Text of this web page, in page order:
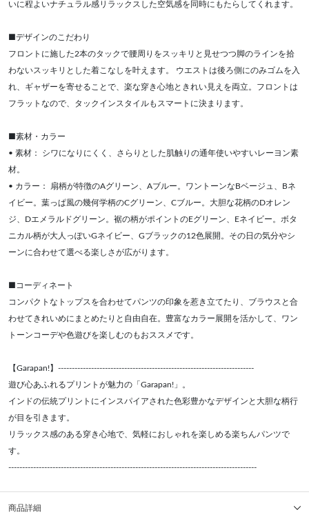
いに程よいナチュラル感リラックスした空気感を同時にもたらしてくれます。
■デザインのこだわり
フロントに施した2本のタックで腰周りをスッキリと見せつつ脚のラインを拾
わないスッキリとした着こなしを叶えます。 ウエストは後ろ側にのみゴムを入
れ、ギャザーを寄せることで、楽な穿き心地ときれい見えを両立。フロントは
フラットなので、タックインスタイルもスマートに決まります。
■素材・カラー
• 素材： シワになりにくく、さらりとした肌触りの通年使いやすいレーヨン素
材。
• カラー： 扇柄が特徴のAグリーン、Aブルー。ワントーンなBベージュ、Bネ
イビー。葉っぱ風の幾何学柄のCグリーン、Cブルー。大胆な花柄のDオレン
ジ、Dエメラルドグリーン。裾の柄がポイントのEグリーン、Eネイビー。ボタ
ニカル柄が大人っぽいGネイビー、Gブラックの12色展開。その日の気分やシ
ーンに合わせて選べる楽しさが広がります。
■コーディネート
コンパクトなトップスを合わせてパンツの印象を惹き立てたり、ブラウスと合
わせてきれいめにまとめたりと自由自在。豊富なカラー展開を活かして、ワン
トーンコーデや色遊びを楽しむのもおススメです。
【Garapan!】-----------------------------------------------------------------------
遊び心あふれるプリントが魅力の「Garapan!」。
インドの伝統プリントにインスパイアされた色彩豊かなデザインと大胆な柄行
が目を引きます。
リラックス感のある穿き心地で、気軽におしゃれを楽しめる楽ちんパンツで
す。
------------------------------------------------------------------------------------------
商品詳細